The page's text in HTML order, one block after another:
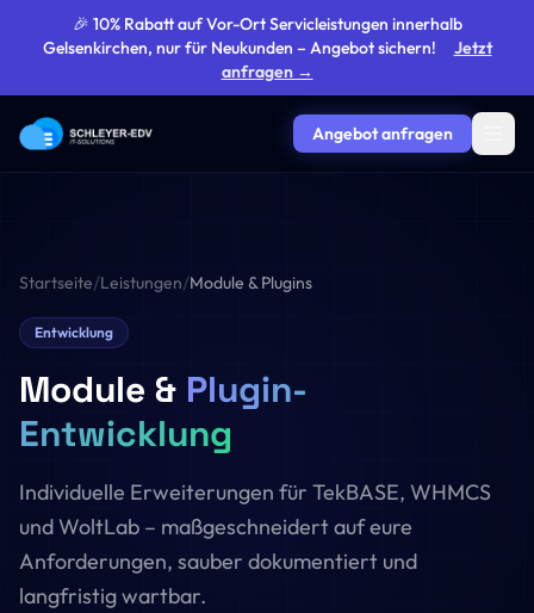
🎉 10% Rabatt auf Vor-Ort Servicleistungen innerhalb
Gelsenkirchen, nur für Neukunden – Angebot sichern!
Jetzt
anfragen →
Angebot anfragen
Startseite/Leistungen/Module & Plugins
Entwicklung
Module & Plugin-
Entwicklung
Individuelle Erweiterungen für TekBASE, WHMCS
und WoltLab – maßgeschneidert auf eure
Anforderungen, sauber dokumentiert und
langfristig wartbar.